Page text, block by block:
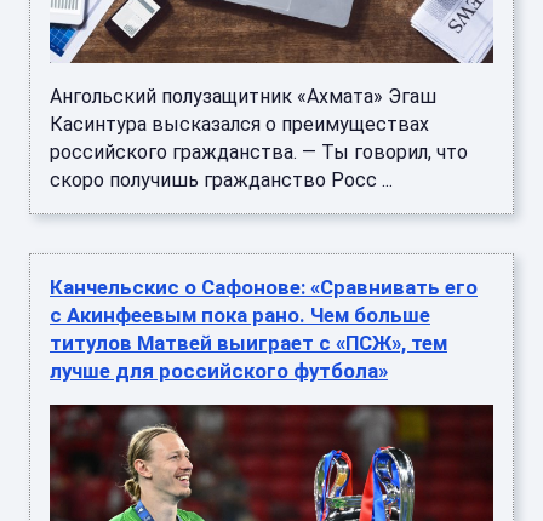
Ангольский полузащитник «Ахмата» Эгаш
Касинтура высказался о преимуществах
российского гражданства. — Ты говорил, что
скоро получишь гражданство Росс ...
Канчельскис о Сафонове: «Сравнивать его
с Акинфеевым пока рано. Чем больше
титулов Матвей выиграет с «ПСЖ», тем
лучше для российского футбола»